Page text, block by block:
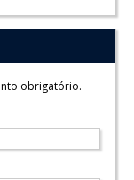
obrigatório.